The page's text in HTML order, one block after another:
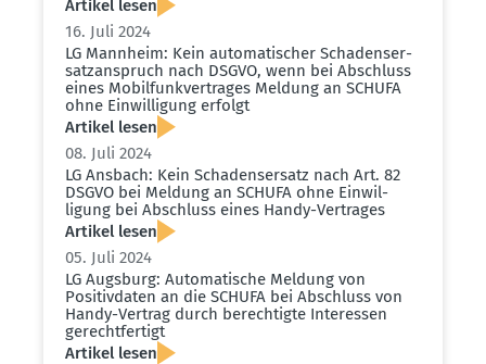
Artikel lesen
16. Juli 2024
LG Mannheim: Kein automa­ti­scher Schadens­er­
satz­an­spruch nach DSGVO, wenn bei Abschluss
eines Mobil­funk­ver­trages Meldung an SCHUFA
ohne Einwil­ligung erfolgt
Artikel lesen
08. Juli 2024
LG Ansbach: Kein Schadens­ersatz nach Art. 82
DSGVO bei Meldung an SCHUFA ohne Einwil­
ligung bei Abschluss eines Handy-Vertrages
Artikel lesen
05. Juli 2024
LG Augsburg: Automa­tische Meldung von
Positiv­daten an die SCHUFA bei Abschluss von
Handy-Vertrag durch berech­tigte Inter­essen
gerecht­fertigt
Artikel lesen